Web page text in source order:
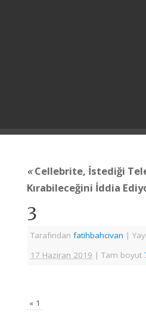
«Cellebrite, İstediği
Kırabileceğini İddia
3
Tarafından fatihbahcivan |
17 Haziran 2019 | Tam boyut
« 1